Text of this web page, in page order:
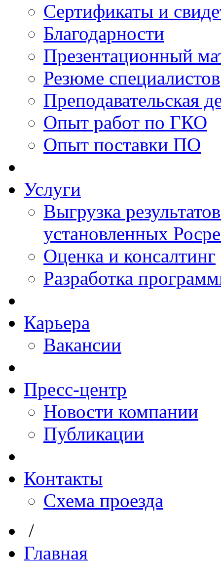
Сертификаты и
Благодарности
Презентационный
Резюме специалистов
Преподавательская
Опыт работ по ГКО
Опыт поставки ПО
Услуги
Выгрузка
установленных
Оценка и консалтинг
Разработка
Карьера
Вакансии
Пресс-центр
Новости компании
Публикации
Контакты
Схема проезда
/
Главная